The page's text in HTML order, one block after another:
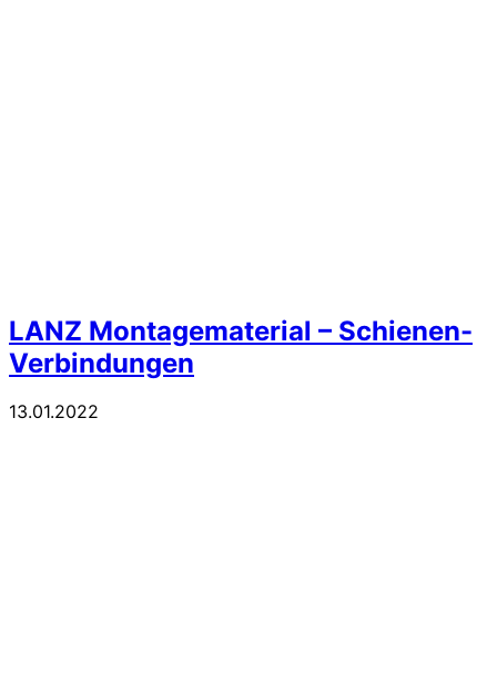
LANZ Montagematerial – Schienen-
Verbindungen
13.01.2022